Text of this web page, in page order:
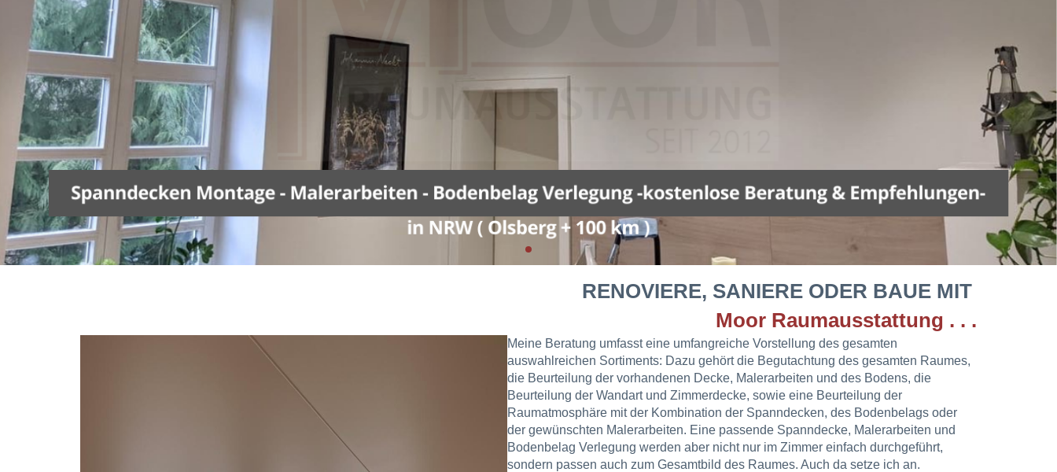
RENOVIERE, SANIERE ODER BAUE MIT
Moor Raumausstattung . . .
Meine Beratung umfasst eine umfangreiche Vorstellung des gesamten
auswahlreichen Sortiments: Dazu gehört die Begutachtung des gesamten Raumes,
die Beurteilung der vorhandenen Decke, Malerarbeiten und des Bodens, die
Beurteilung der Wandart und Zimmerdecke, sowie eine Beurteilung der
Raumatmosphäre mit der Kombination der Spanndecken, des Bodenbelags oder
der gewünschten Malerarbeiten. Eine passende Spanndecke, Malerarbeiten und
Bodenbelag Verlegung werden aber nicht nur im Zimmer einfach durchgeführt,
sondern passen auch zum Gesamtbild des Raumes. Auch da setze ich an.